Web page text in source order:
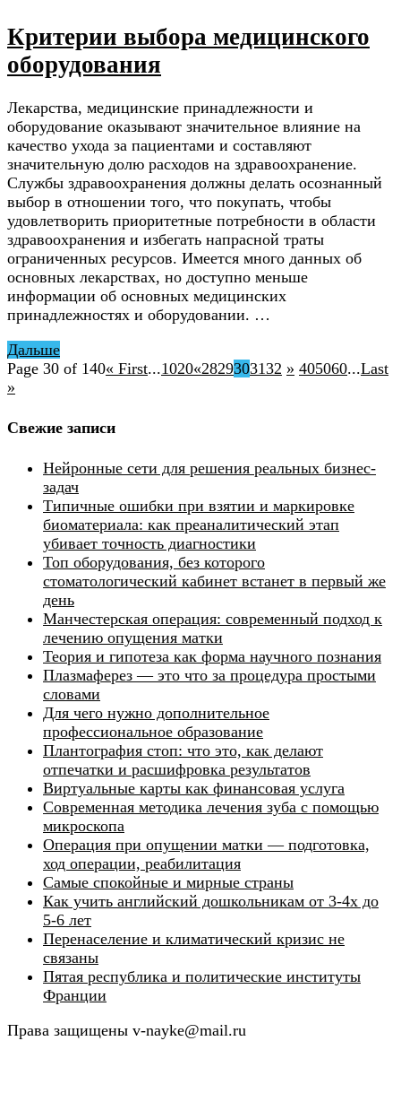
Критерии выбора медицинского
оборудования
Лекарства, медицинские принадлежности и
оборудование оказывают значительное влияние на
качество ухода за пациентами и составляют
значительную долю расходов на здравоохранение.
Службы здравоохранения должны делать осознанный
выбор в отношении того, что покупать, чтобы
удовлетворить приоритетные потребности в области
здравоохранения и избегать напрасной траты
ограниченных ресурсов. Имеется много данных об
основных лекарствах, но доступно меньше
информации об основных медицинских
принадлежностях и оборудовании. …
Дальше
Page 30 of 140« First...1020«2829303132 » 405060...Last
»
Свежие записи
Нейронные сети для решения реальных бизнес-
задач
Типичные ошибки при взятии и маркировке
биоматериала: как преаналитический этап
убивает точность диагностики
Топ оборудования, без которого
стоматологический кабинет встанет в первый же
день
Манчестерская операция: современный подход к
лечению опущения матки
Теория и гипотеза как форма научного познания
Плазмаферез — это что за процедура простыми
словами
Для чего нужно дополнительное
профессиональное образование
Плантография стоп: что это, как делают
отпечатки и расшифровка результатов
Виртуальные карты как финансовая услуга
Современная методика лечения зуба с помощью
микроскопа
Операция при опущении матки — подготовка,
ход операции, реабилитация
Самые спокойные и мирные страны
Как учить английский дошкольникам от 3-4х до
5-6 лет
Перенаселение и климатический кризис не
связаны
Пятая республика и политические институты
Франции
Права защищены v-nayke@mail.ru